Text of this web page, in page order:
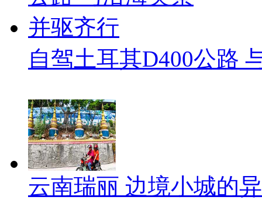
自驾土耳其D400公路
云南瑞丽 边境小城的